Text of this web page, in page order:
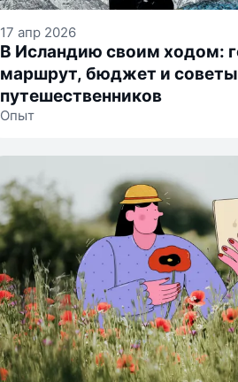
17 апр 2026
В Исландию своим ходом:
маршрут, бюджет и
путешественников
Опыт